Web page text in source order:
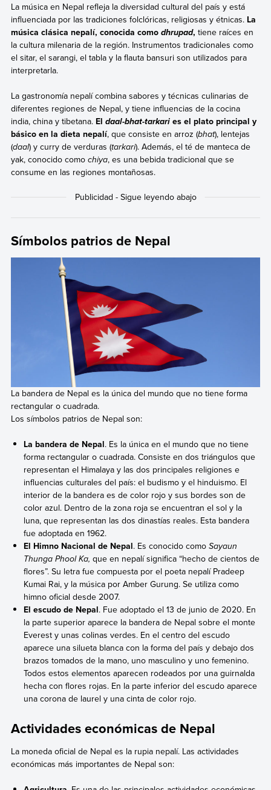
La música en Nepal refleja la diversidad cultural del país y está
influenciada por las tradiciones folclóricas, religiosas y étnicas.La
música clásica nepalí, conocida como dhrupad, tiene raíces en
la cultura milenaria de la región. Instrumentos tradicionales como
el sitar, el sarangi, el tabla y la flauta bansuri son utilizados para
interpretarla.
La gastronomía nepalí combina sabores y técnicas culinarias de
diferentes regiones de Nepal, y tiene influencias de la cocina
india, china y tibetana. El daal-bhat-tarkaries el plato principal y
básico en la dieta nepalí, que consiste en arroz (bhat), lentejas
(daal) y curry de verduras (tarkari). Además, el té de manteca de
yak, conocido como chiya, es una bebida tradicional que se
consume en las regiones montañosas.
Símbolos patrios de Nepal
La bandera de Nepal es la única del mundo que no tiene forma
rectangular o cuadrada.
Los símbolos patrios de Nepal son:
La bandera de Nepal. Es la única en el mundo que no tiene
forma rectangular o cuadrada. Consiste en dos triángulos que
representan el Himalaya y las dos principales religiones e
influencias culturales del país: el budismo y el hinduismo. El
interior de la bandera es de color rojo y sus bordes son de
color azul. Dentro de la zona roja se encuentran el sol y la
luna, que representan las dos dinastías reales. Esta bandera
fue adoptada en 1962.
El Himno Nacional de Nepal. Es conocido comoSayaun
Thunga Phool Ka,que en nepalí significa “hecho de cientos de
flores”. Su letra fue compuesta por el poeta nepalí Pradeep
Kumai Rai, y la música por Amber Gurung. Se utiliza como
himno oficial desde 2007.
El escudo de Nepal. Fue adoptado el 13 de junio de 2020. En
la parte superior aparece la bandera de Nepal sobre el monte
Everest y unas colinas verdes. En el centro del escudo
aparece una silueta blanca con la forma del país y debajo dos
brazos tomados de la mano, uno masculino y uno femenino.
Todos estos elementos aparecen rodeados por una guirnalda
hecha con flores rojas. En la parte inferior del escudo aparece
una corona de laurel y una cinta de color rojo.
Actividades económicas de Nepal
La moneda oficial de Nepal es la rupia nepalí. Las actividades
económicas más importantes de Nepal son: